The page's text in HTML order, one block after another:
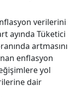
verilerini
ayında Tüketici
artmasını
enflasyon
yol
dair